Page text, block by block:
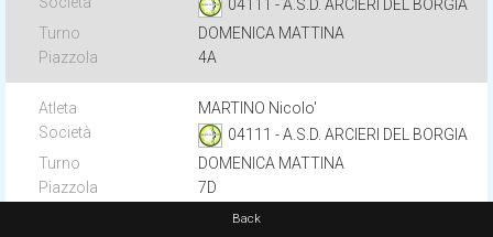
04111 - A.S.D. ARCIERI DEL BORGIA
DOMENICA MATTINA
4A
MARTINO Nicolo'
04111 - A.S.D. ARCIERI DEL BORGIA
DOMENICA MATTINA
7D
Back